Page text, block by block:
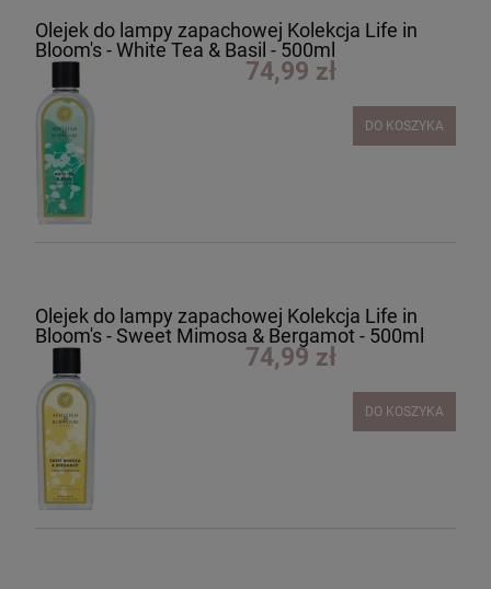
Olejek do lampy zapachowej Kolekcja Life in
Bloom's - White Tea & Basil - 500ml
74,99 zł
DO KOSZYKA
Olejek do lampy zapachowej Kolekcja Life in
Bloom's - Sweet Mimosa & Bergamot - 500ml
74,99 zł
DO KOSZYKA